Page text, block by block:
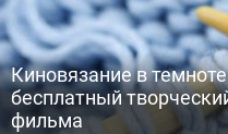
Киновязание в
бесплатный
фильма